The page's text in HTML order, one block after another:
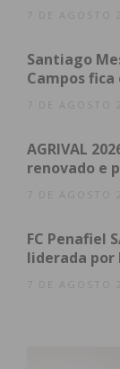
Eu
7 DE AGOSTO
Santiago
Campos
7 DE AGOSTO
AGRIVAL
renovado e
7 DE AGOSTO
FC Penafiel
liderada por
7 DE AGOSTO